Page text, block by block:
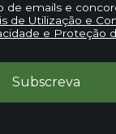
de emails e
de Utilização e
e Proteção